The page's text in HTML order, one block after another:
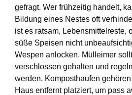
gefragt. Wer frühzeitig handelt,
Bildung eines Nestes oft
ist es ratsam, Lebensmittelreste,
süße Speisen nicht
Wespen anlocken. Mülleimer
verschlossen gehalten und
werden. Komposthaufen
Haus entfernt platziert, um pass